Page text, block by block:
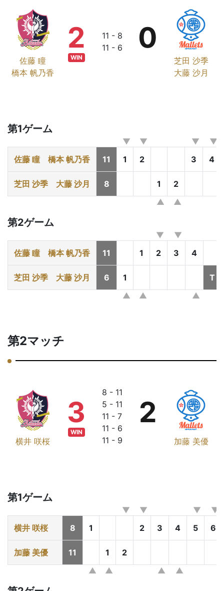
佐藤 瞳
橋本 帆乃香
2
WIN
11 - 8
11 - 6
芝田 沙季
大藤 沙月
0
第1ゲーム
佐藤 瞳 橋本 帆乃香 11 1 2 3 4
芝田 沙季 大藤 沙月 8 1 2
第2ゲーム
佐藤 瞳 橋本 帆乃香 11 1 2 3 4
芝田 沙季 大藤 沙月 6 1 T
第2マッチ
横井 咲桜
3
WIN
8 - 11
5 - 11
11 - 7
11 - 6
11 - 9
加藤 美優
2
第1ゲーム
横井 咲桜 8 1 2 3 4 5 6
加藤 美優 11 1 2